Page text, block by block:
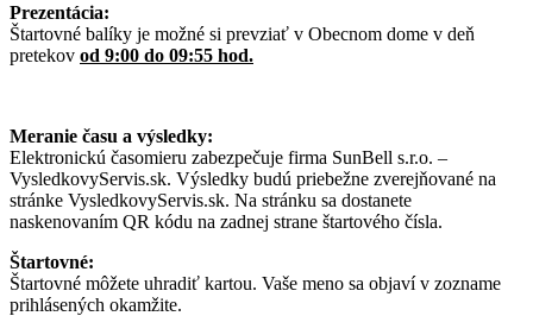
Prezentácia:
Štartovné balíky je možné si prevziať v Obecnom dome v deň
pretekov od 9:00 do 09:55 hod.
Meranie času a výsledky:
Elektronickú časomieru zabezpečuje firma SunBell s.r.o. –
VysledkovyServis.sk. Výsledky budú priebežne zverejňované na
stránke VysledkovyServis.sk. Na stránku sa dostanete
naskenovaním QR kódu na zadnej strane štartového čísla.
Štartovné:
Štartovné môžete uhradiť kartou. Vaše meno sa objaví v zozname
prihlásených okamžite.